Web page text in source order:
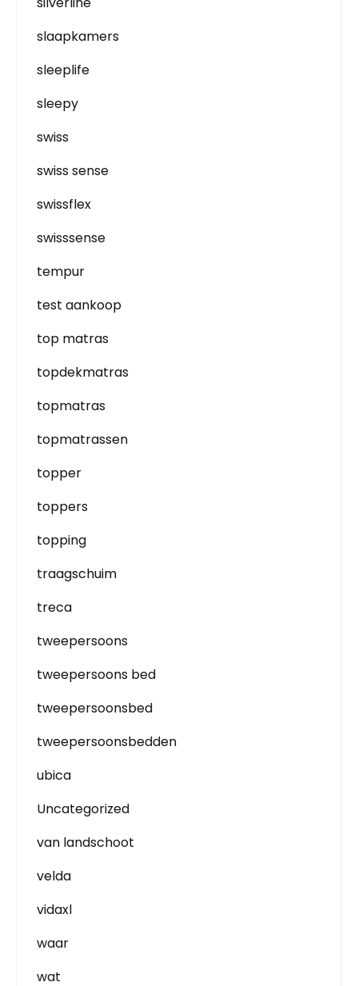
slaapkamers
sleeplife
sleepy
swiss
swiss sense
swissflex
swisssense
tempur
test aankoop
top matras
topdekmatras
topmatras
topmatrassen
topper
toppers
topping
traagschuim
treca
tweepersoons
tweepersoons bed
tweepersoonsbed
tweepersoonsbedden
ubica
Uncategorized
van landschoot
velda
vidaxl
waar
wat